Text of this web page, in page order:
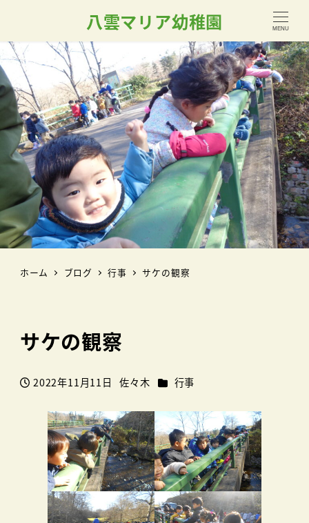
八雲マリア幼稚園 MENU
ホーム ブログ 行事 サケの観察
サケの観察
投稿日
2022年11月11日
著
佐々木 カテゴリー
行事